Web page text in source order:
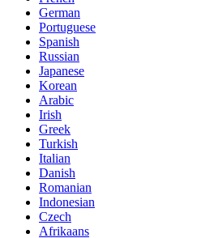
German
Portuguese
Spanish
Russian
Japanese
Korean
Arabic
Irish
Greek
Turkish
Italian
Danish
Romanian
Indonesian
Czech
Afrikaans